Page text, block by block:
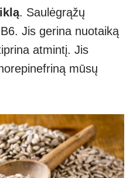
. Saulėgrąžų
Jis gerina nuotaiką
atmintį. Jis
mūsų